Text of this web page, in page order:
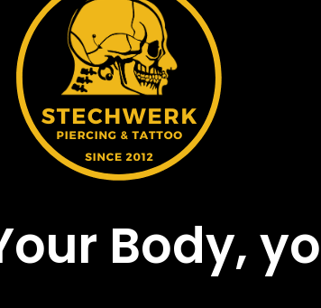
Body,